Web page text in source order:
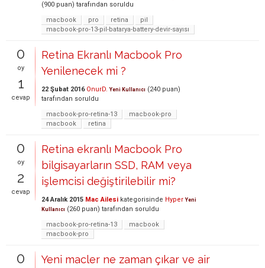
(900 puan) tarafından soruldu
macbook
pro retina
pil
macbook-pro-13-pil-batarya-battery-devir-sayısı
0
oy
1
cevap
Retina Ekranlı Macbook Pro
Yenilenecek mi ?
22 Şubat 2016 OnurD. Yeni Kullanıcı (240 puan)
tarafından soruldu
macbook-pro-retina-13
macbook-pro
macbook
retina
0
oy
2
cevap
Retina ekranlı Macbook Pro
bilgisayarların SSD, RAM veya
işlemcisi değiştirilebilir mi?
24 Aralık 2015 Mac Ailesi kategorisinde Hyper Yeni
Kullanıcı (260 puan) tarafından soruldu
macbook-pro-retina-13
macbook
macbook-pro
0
Yeni macler ne zaman çıkar ve air